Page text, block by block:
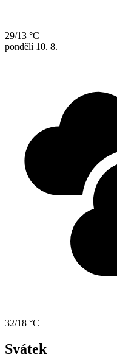
29/13 °C
pondělí 10. 8.
32/18 °C
Svátek